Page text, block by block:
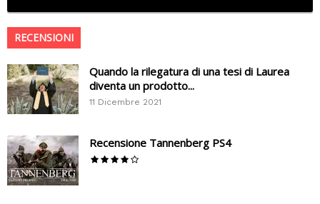
RECENSIONI
Quando la rilegatura di una tesi di Laurea
diventa un prodotto...
11 Dicembre 2021
Recensione Tannenberg PS4